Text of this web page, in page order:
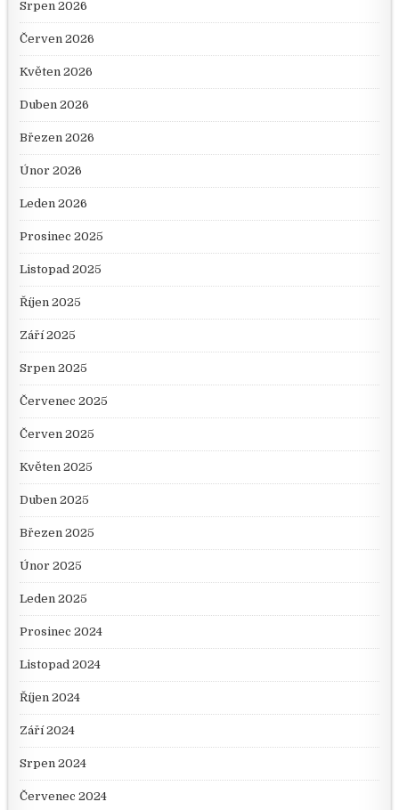
Srpen 2026
Červen 2026
Květen 2026
Duben 2026
Březen 2026
Únor 2026
Leden 2026
Prosinec 2025
Listopad 2025
Říjen 2025
Září 2025
Srpen 2025
Červenec 2025
Červen 2025
Květen 2025
Duben 2025
Březen 2025
Únor 2025
Leden 2025
Prosinec 2024
Listopad 2024
Říjen 2024
Září 2024
Srpen 2024
Červenec 2024